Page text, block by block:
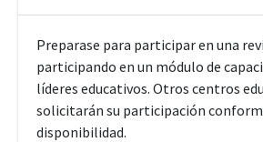
Preparase para participar en una
participando en un módulo de
líderes educativos. Otros centros
solicitarán su participación
disponibilidad.